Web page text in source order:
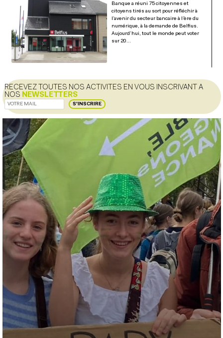
Banque a réuni 75 citoyennes et
citoyens tirés au sort pour réfléchir à
l’avenir du secteur bancaire à l’ère du
numérique, à la demande de Belfius.
Aujourd’hui, tout le monde peut voter
sur 20…
RECEVEZ TOUTES NOS ACTIVITES EN VOUS INSCRIVANT A
NOS NEWSLETTERS
S'INSCRIRE